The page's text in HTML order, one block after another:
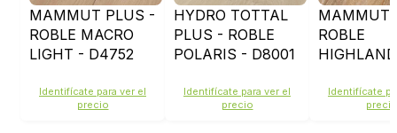
MAMMUT PLUS -
ROBLE MACRO
LIGHT - D4752
Identifícate para ver el
precio
HYDRO TOTTAL
PLUS - ROBLE
POLARIS - D8001
Identifícate para ver el
precio
MAMMUT
ROBLE
HIGHLAND
Identifícate
precio